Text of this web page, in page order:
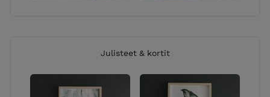
Julisteet & kortit